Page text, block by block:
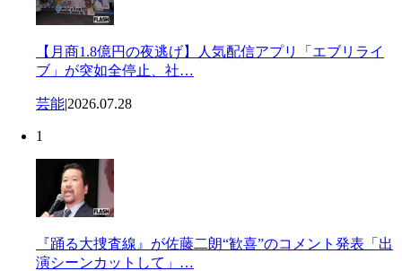
【月商1.8億円の夜逃げ】人気配信アプリ「エブリライ
ブ」が突如全停止、社…
芸能|2026.07.28
1
『踊る大捜査線』が佐藤二朗“歓喜”のコメント発表「出
演シーンカットして」…